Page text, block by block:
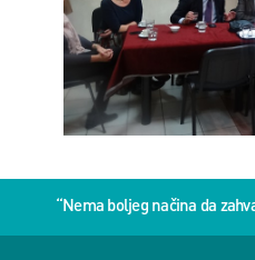
“Nema boljeg načina da